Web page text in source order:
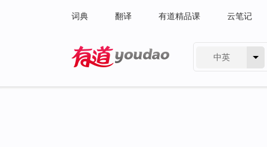
词典 翻译 有道精品课 云笔记
中英